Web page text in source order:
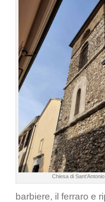
Chiesa di
barbiere, il ferraro e